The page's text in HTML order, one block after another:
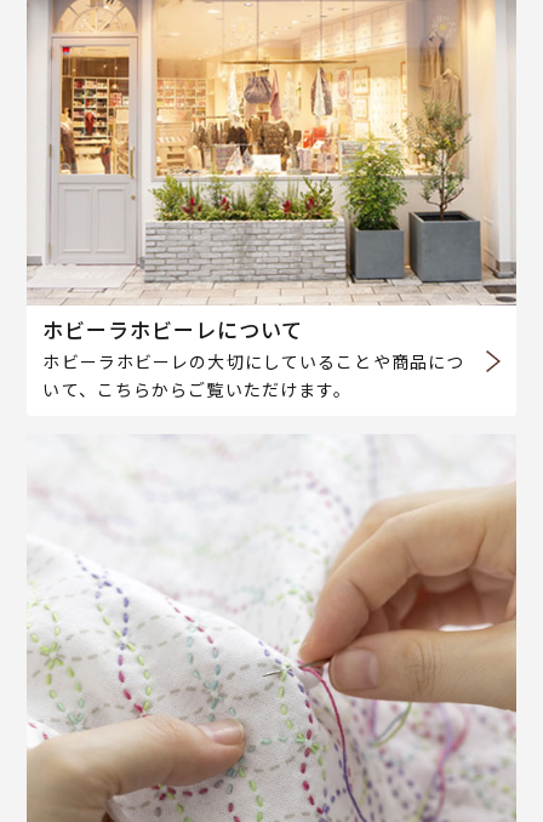
ホビーラホビーレについて
ホビーラホビーレの大切にしていることや商品につ
いて、こちらからご覧いただけます。